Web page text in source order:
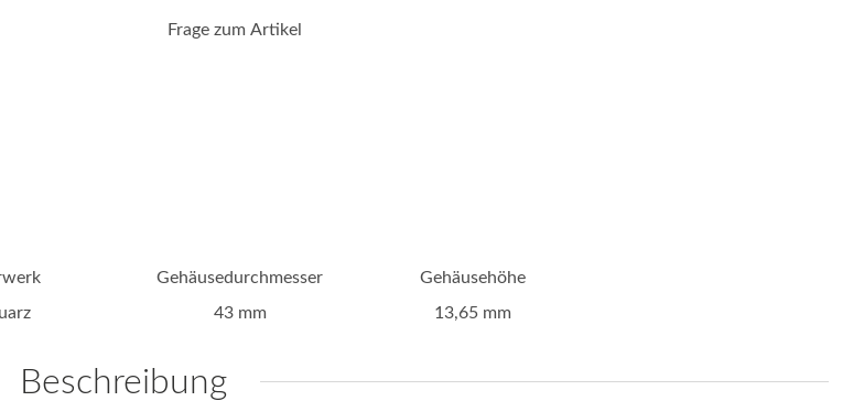
Frage zum Artikel
Gehäusedurchmesser
43 mm
Gehäusehöhe
13,65 mm
Beschreibung